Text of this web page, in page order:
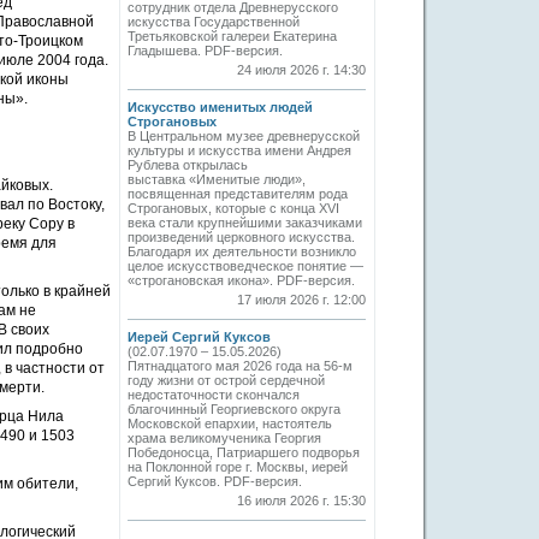
Троицком
2004 года.
иконы
по Востоку,
Сору в
для
в крайней
не
своих
подробно
частности от
Нила
и 1503
обители,
сотрудник отдела Древнерусского
искусства Государственной
Третьяковской галереи Екатерина
Гладышева. PDF-версия.
24 июля 2026 г. 14:30
Искусство именитых людей
Строгановых
В Центральном музее древнерусской
культуры и искусства имени Андрея
Рублева открылась
выставка «Именитые люди»,
посвященная представителям рода
Строгановых, которые с конца XVI
века стали крупнейшими заказчиками
произведений церковного искусства.
Благодаря их деятельности возникло
целое искусствоведческое понятие —
«строгановская икона». PDF-версия.
17 июля 2026 г. 12:00
Иерей Сергий Куксов
(02.07.1970 – 15.05.2026)
Пятнадцатого мая 2026 года на 56-м
году жизни от острой сердечной
недостаточности скончался
благочинный Георгиевского округа
Московской епархии, настоятель
храма великомученика Георгия
Победоносца, Патриаршего подворья
на Поклонной горе г. Москвы, иерей
Сергий Куксов. PDF-версия.
16 июля 2026 г. 15:30